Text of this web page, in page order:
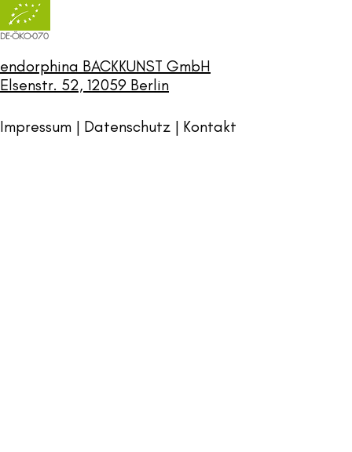
DE-ÖKO-070
endorphina BACKKUNST GmbH
Elsenstr. 52, 12059 Berlin
Impressum | Datenschutz | Kontakt